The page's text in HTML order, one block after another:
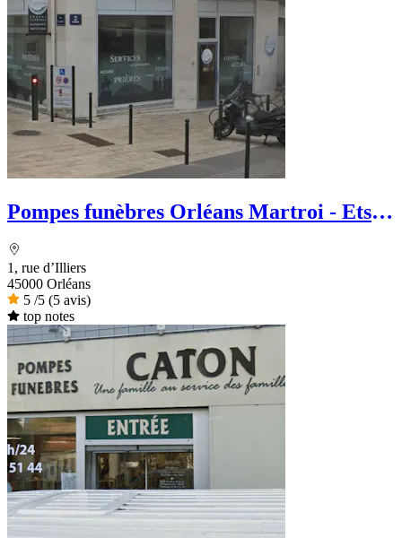
Pompes funèbres Orléans Martroi - Ets
1, rue d’Illiers
45000 Orléans
5 /5 (5 avis)
top notes